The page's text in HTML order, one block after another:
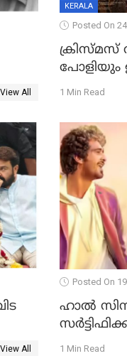
View All
KERALA
Posted On
ക്രിസ്മസ്
പോളിയും
കോടി
1 Min Read
View All
Posted On
ഹാല്‍
പുറത്ത്
1 Min Read